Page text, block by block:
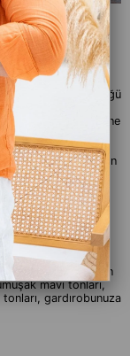
coşkusunu
bir heyecanla
Erkek Giyim
ve özgürlüğünü
koleksiyon, sadece
ruh halini, özgünlüğü
alışı, şıklığın
dolabında kendine
yazın özgürlüğü,
2024 İlkbahar-
zamansız şıklığın
bir yolculuğa
konforun ve
ve enerjiyi
Bu sezonun
mavi tonları,
gardırobunuza